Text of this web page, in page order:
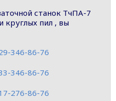
станок ТчПА-7
круглых пил , вы
346-86-76
346-86-76
276-86-76